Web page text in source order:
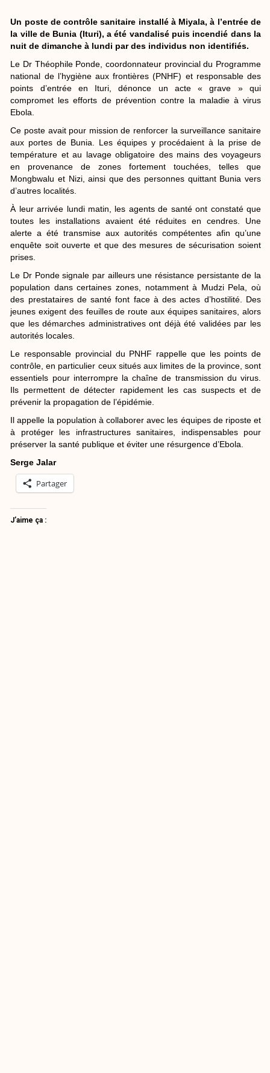
Un poste de contrôle sanitaire installé à Miyala, à l’entrée de
la ville de Bunia (Ituri), a été vandalisé puis incendié dans la
nuit de dimanche à lundi par des individus non identifiés.
Le Dr Théophile Ponde, coordonnateur provincial du Programme
national de l’hygiène aux frontières (PNHF) et responsable des
points d’entrée en Ituri, dénonce un acte « grave » qui
compromet les efforts de prévention contre la maladie à virus
Ebola.
Ce poste avait pour mission de renforcer la surveillance sanitaire
aux portes de Bunia. Les équipes y procédaient à la prise de
température et au lavage obligatoire des mains des voyageurs
en provenance de zones fortement touchées, telles que
Mongbwalu et Nizi, ainsi que des personnes quittant Bunia vers
d’autres localités.
À leur arrivée lundi matin, les agents de santé ont constaté que
toutes les installations avaient été réduites en cendres. Une
alerte a été transmise aux autorités compétentes afin qu’une
enquête soit ouverte et que des mesures de sécurisation soient
prises.
Le Dr Ponde signale par ailleurs une résistance persistante de la
population dans certaines zones, notamment à Mudzi Pela, où
des prestataires de santé font face à des actes d’hostilité. Des
jeunes exigent des feuilles de route aux équipes sanitaires, alors
que les démarches administratives ont déjà été validées par les
autorités locales.
Le responsable provincial du PNHF rappelle que les points de
contrôle, en particulier ceux situés aux limites de la province, sont
essentiels pour interrompre la chaîne de transmission du virus.
Ils permettent de détecter rapidement les cas suspects et de
prévenir la propagation de l’épidémie.
Il appelle la population à collaborer avec les équipes de riposte et
à protéger les infrastructures sanitaires, indispensables pour
préserver la santé publique et éviter une résurgence d’Ebola.
Serge Jalar
Partager
J’aime ça :